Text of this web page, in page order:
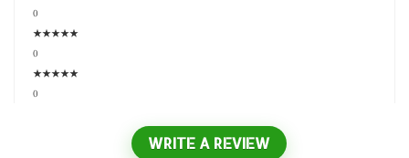
0
★★★★★
0
★★★★★
0
WRITE A REVIEW